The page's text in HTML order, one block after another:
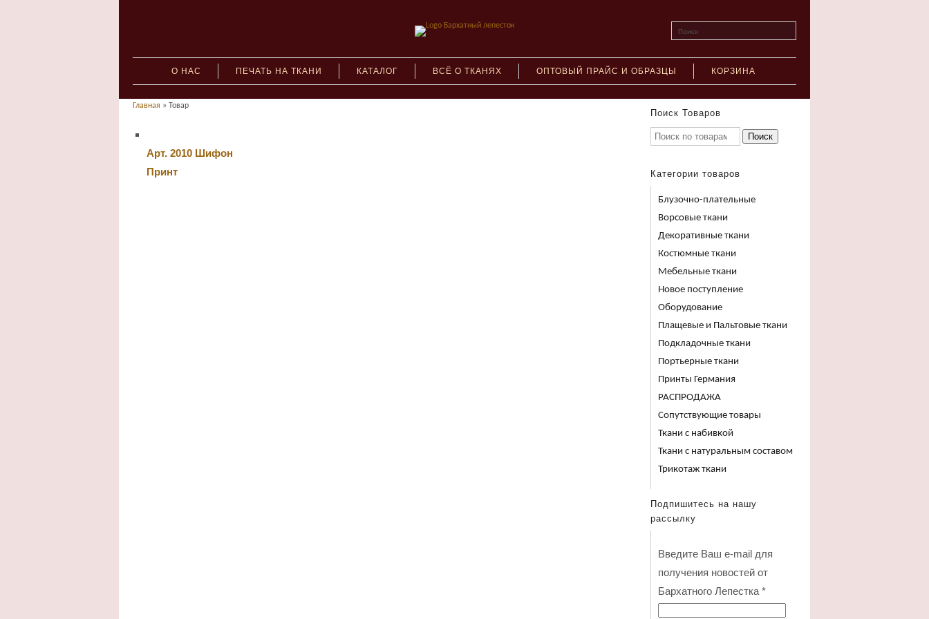
Поиск
О НАС ПЕЧАТЬ НА ТКАНИ КАТАЛОГ ВСЁ О ТКАНЯХ ОПТОВЫЙ ПРАЙС И ОБРАЗЦЫ КОРЗИНА
Главная » Товар
Арт. 2010 Шифон
Принт
Поиск Товаров
Поиск
Категории товаров
Блузочно-плательные
Ворсовые ткани
Декоративные ткани
Костюмные ткани
Мебельные ткани
Новое поступление
Оборудование
Плащевые и Пальтовые ткани
Подкладочные ткани
Портьерные ткани
Принты Германия
РАСПРОДАЖА
Сопутствующие товары
Ткани с набивкой
Ткани с натуральным составом
Трикотаж ткани
Подпишитесь на нашу
рассылку
Введите Ваш e-mail для
получения новостей от
Бархатного Лепестка *